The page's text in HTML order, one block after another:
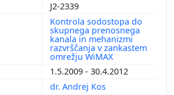
J2-2339
Kontrola sodostopa do
skupnega prenosnega
kanala in mehanizmi
razvrščanja v zankastem
omrežju WiMAX
1.5.2009 - 30.4.2012
dr. Andrej Kos